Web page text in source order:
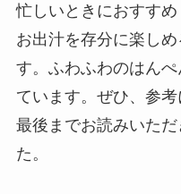
忙しいときにおすすめ
お出汁を存分に楽し
す。ふわふわのはん
ています。ぜひ、参考
最後までお読みいた
た。